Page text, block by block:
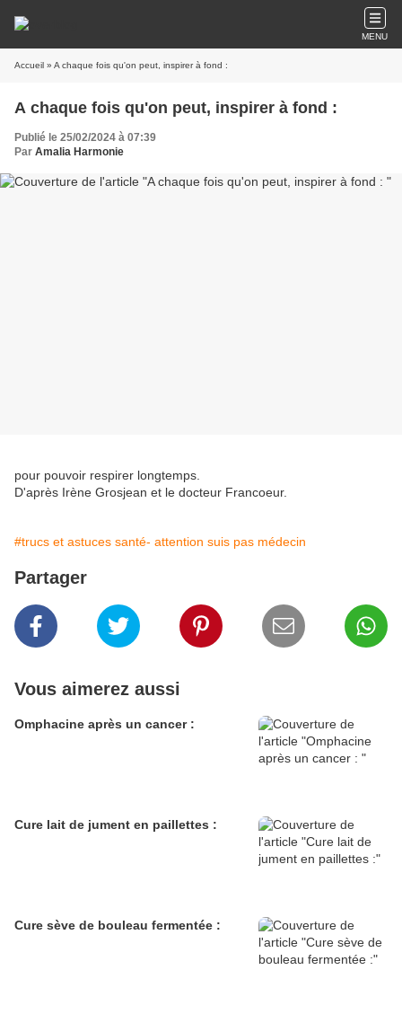
MENU
Accueil » A chaque fois qu'on peut, inspirer à fond :
A chaque fois qu'on peut, inspirer à fond :
Publié le 25/02/2024 à 07:39
Par Amalia Harmonie
pour pouvoir respirer longtemps.
D'après Irène Grosjean et le docteur Francoeur.
#trucs et astuces santé- attention suis pas médecin
Partager
Vous aimerez aussi
Omphacine après un cancer :
Cure lait de jument en paillettes :
Cure sève de bouleau fermentée :